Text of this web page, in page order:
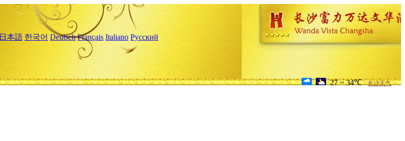
日本語 한국어 Deutsch Français Italiano Русский
27 ~ 34℃ 长沙天气